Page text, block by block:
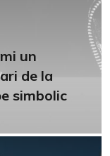
un
de la
simbolic